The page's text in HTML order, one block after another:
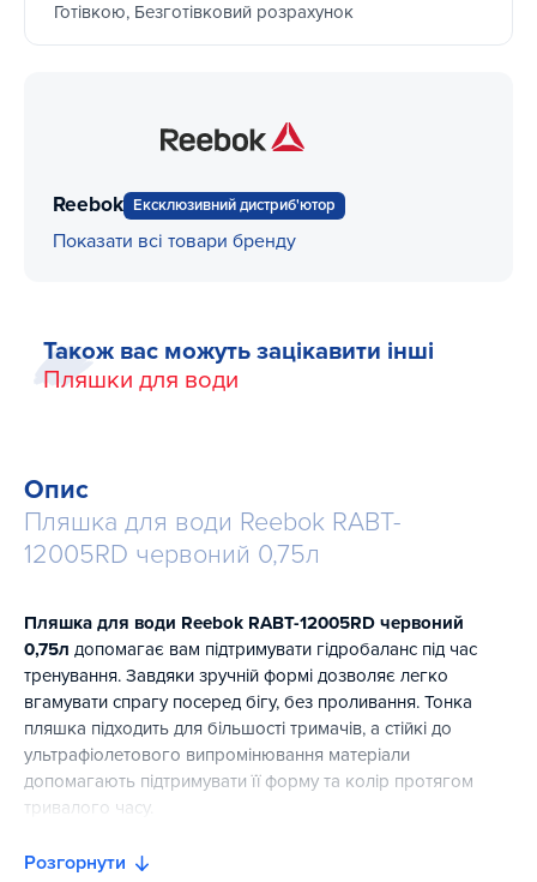
Готівкою, Безготівковий розрахунок
Reebok Ексклюзивний дистриб'ютор
Показати всі товари бренду
Також вас можуть зацікавити інші
Пляшки для води
Опис
Пляшка для води Reebok RABT-
12005RD червоний 0,75л
Пляшка для води Reebok RABT-12005RD червоний
0,75л допомагає вам підтримувати гідробаланс під час
тренування. Завдяки зручній формі дозволяє легко
вгамувати спрагу посеред бігу, без проливання. Тонка
пляшка підходить для більшості тримачів, а стійкі до
ультрафіолетового випромінювання матеріали
допомагають підтримувати її форму та колір протягом
тривалого часу.
Розгорнути